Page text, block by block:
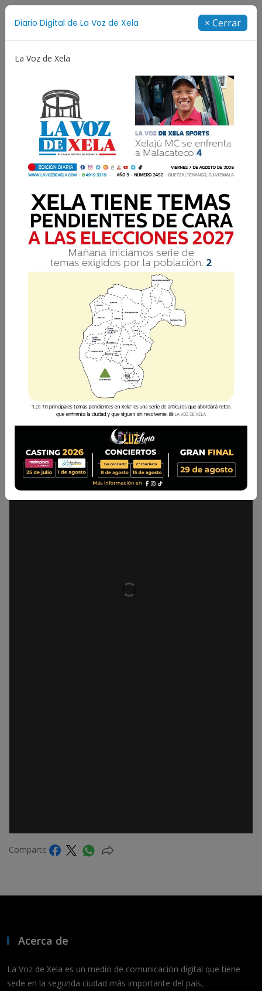
Diario Digital de La Voz de Xela × Cerrar
La Voz de Xela
Lee la edición digital del
jueves 28 de febrero | #199
Descarga el pdf completo aquí Síguenos en
nuestras cuentas de redes sociales: Facebook:
La Voz de Xela · Twitter: @lavozdexela ·
Instagram: @lavozdexela · Portal:
lavozdexela.com
Ediciones Digitales 28 Febrero 2019 19:35
Comparte
Acerca de
La Voz de Xela es un medio de comunicación digital que tiene
sede en la segunda ciudad más importante del país,